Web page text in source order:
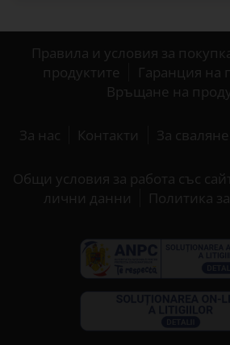
Правила и условия за
продуктите
Гаранция на
Връщане на
За нас Контакти За сваляне
Общи условия за работа със
лични данни
Политика